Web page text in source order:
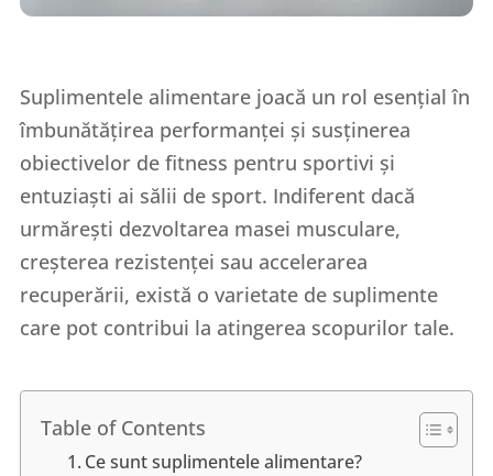
Suplimentele alimentare joacă un rol esențial în
îmbunătățirea performanței și susținerea
obiectivelor de fitness pentru sportivi și
entuziaști ai sălii de sport. Indiferent dacă
urmărești dezvoltarea masei musculare,
creșterea rezistenței sau accelerarea
recuperării, există o varietate de suplimente
care pot contribui la atingerea scopurilor tale.
Table of Contents
Ce sunt suplimentele alimentare?